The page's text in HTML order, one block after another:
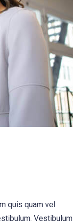
quis quam vel
Vestibulum